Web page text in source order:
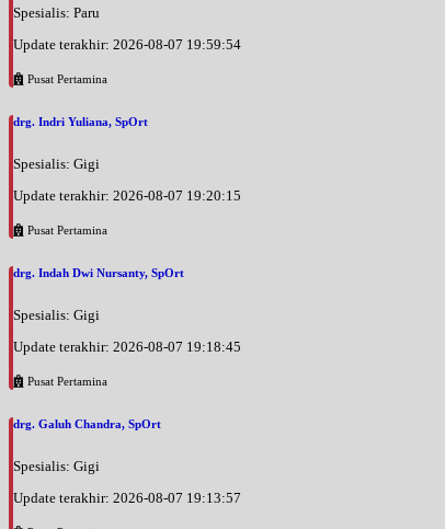
Spesialis: Paru
Update terakhir: 2026-08-07 19:59:54
Pusat Pertamina
drg. Indri Yuliana, SpOrt
Spesialis: Gigi
Update terakhir: 2026-08-07 19:20:15
Pusat Pertamina
drg. Indah Dwi Nursanty, SpOrt
Spesialis: Gigi
Update terakhir: 2026-08-07 19:18:45
Pusat Pertamina
drg. Galuh Chandra, SpOrt
Spesialis: Gigi
Update terakhir: 2026-08-07 19:13:57